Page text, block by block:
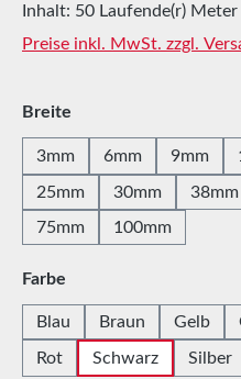
Inhalt: 50 Laufende(r) Meter
Preise inkl. MwSt. zzgl.
Breite
3mm 6mm 9mm
25mm 30mm 38mm
75mm
100mm
Farbe
Blau Braun Gelb
Rot Schwarz Silber